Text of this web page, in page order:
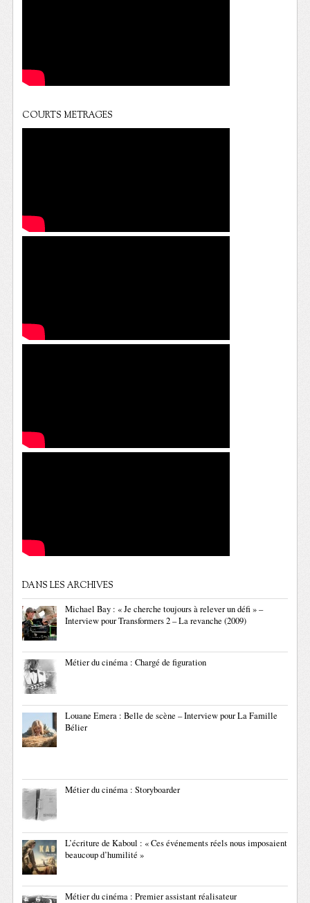
COURTS METRAGES
DANS LES ARCHIVES
Michael Bay : « Je cherche toujours à relever un défi » –
Interview pour Transformers 2 – La revanche (2009)
Métier du cinéma : Chargé de figuration
Louane Emera : Belle de scène – Interview pour La Famille
Bélier
Métier du cinéma : Storyboarder
L’écriture de Kaboul : « Ces événements réels nous imposaient
beaucoup d’humilité »
Métier du cinéma : Premier assistant réalisateur